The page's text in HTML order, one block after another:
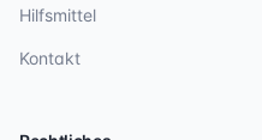
Hilfsmittel
Kontakt